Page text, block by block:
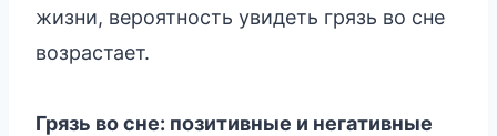
жизни, вероятность увидеть грязь во сне
возрастает.
Грязь во сне: позитивные и негативные